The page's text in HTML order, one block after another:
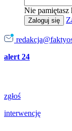
Nie pamiętasz
Zaloguj się
alert 24
zgłoś
interwencję